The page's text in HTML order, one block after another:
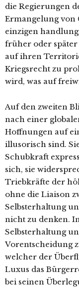
die Regierungen
Ermangelung von
einzigen
früher oder später
auf ihren
Kriegsrecht zu
wird, was auf
Auf den zweiten
nach einer
Hoffnungen auf
illusorisch sind.
Schubkraft
sich, sie
Triebkräfte der
ohne die Liaison
Selbsterhaltung
nicht zu denken.
Selbsterhaltung
Vorentscheidung
welcher der
Luxus das
bei seinen